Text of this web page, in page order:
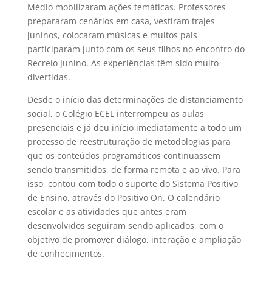
Médio mobilizaram ações temáticas. Professores
prepararam cenários em casa, vestiram trajes
juninos, colocaram músicas e muitos pais
participaram junto com os seus filhos no encontro do
Recreio Junino. As experiências têm sido muito
divertidas.
Desde o início das determinações de distanciamento
social, o Colégio ECEL interrompeu as aulas
presenciais e já deu início imediatamente a todo um
processo de reestruturação de metodologias para
que os conteúdos programáticos continuassem
sendo transmitidos, de forma remota e ao vivo. Para
isso, contou com todo o suporte do Sistema Positivo
de Ensino, através do Positivo On. O calendário
escolar e as atividades que antes eram
desenvolvidos seguiram sendo aplicados, com o
objetivo de promover diálogo, interação e ampliação
de conhecimentos.